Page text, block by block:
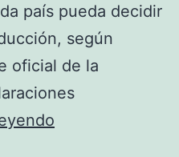
país pueda decidir
según
oficial de la